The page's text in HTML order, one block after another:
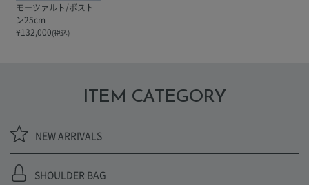
モーツァルト/ボスト
ン25cm
¥132,000(税込)
ITEM CATEGORY
NEW ARRIVALS
SHOULDER BAG